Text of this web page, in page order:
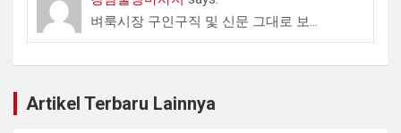
벼룩시장 구인구직 및 신문 그대로 보...
Artikel Terbaru Lainnya